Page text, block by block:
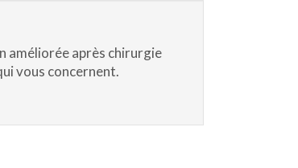
améliorée après chirurgie
vous concernent.